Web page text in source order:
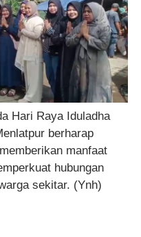
Hari Raya Iduladha
berharap
manfaat
hubungan
sekitar. (Ynh)